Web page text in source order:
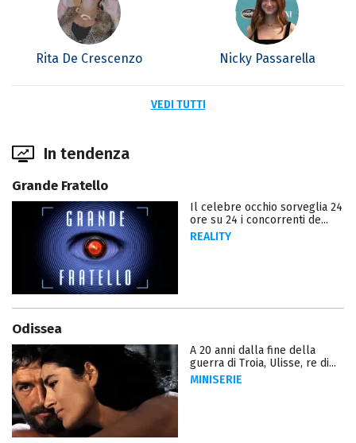
Rita De Crescenzo Nicky Passarella
VEDI TUTTI
In tendenza
Grande Fratello
Il celebre occhio sorveglia 24
ore su 24 i concorrenti de...
REALITY
Odissea
A 20 anni dalla fine della
guerra di Troia, Ulisse, re di...
MINISERIE